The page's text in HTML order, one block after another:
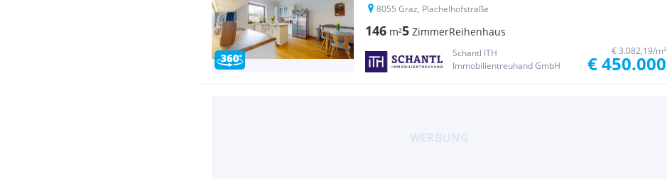
Familien in ruhiger Lage
8055 Graz, Plachelhofstraße
146 m²5 ZimmerReihenhaus
Schantl ITH
Immobilientreuhand GmbH
€ 3.082,19/m²
€ 450.000